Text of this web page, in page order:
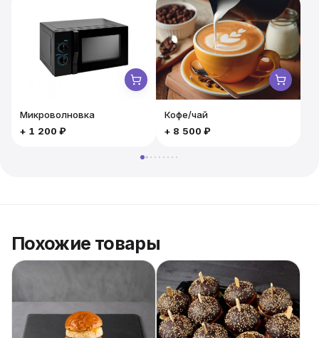
Микроволновка
+ 1 200 ₽
Кофе/чай
+ 8 500 ₽
Похожие товары